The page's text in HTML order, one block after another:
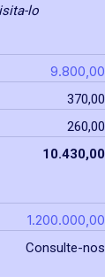
lo
9.800,00
370,00
260,00
10.430,00
1.200.000,00
Consulte-nos